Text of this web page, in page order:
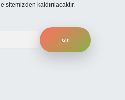
kaldırılacaktır.